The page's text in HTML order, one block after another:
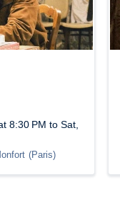
8:30 PM to Sat,
(Paris)